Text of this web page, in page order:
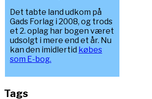
Det tabte land udkom på
Gads Forlag i 2008, og trods
et 2. oplag har bogen været
udsolgt i mere end et år. Nu
kan den imidlertid købes
som E-bog.
Tags